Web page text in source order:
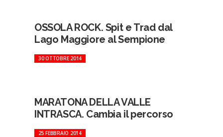
OSSOLA ROCK. Spit e Trad dal
Lago Maggiore al Sempione
30 OTTOBRE 2014
MARATONA DELLA VALLE
INTRASCA. Cambia il percorso
25 FEBBRAIO 2014